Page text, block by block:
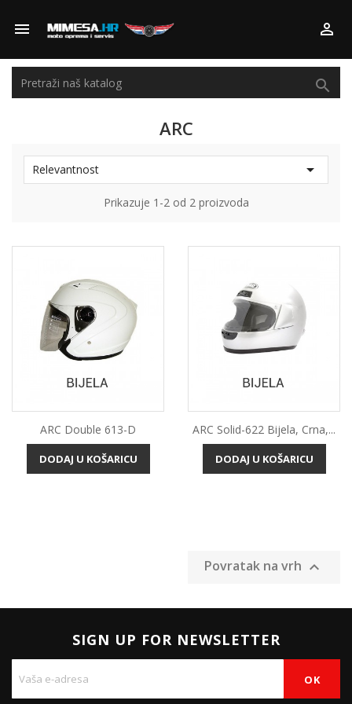
 

ARC
Relevantnost 
Prikazuje 1-2 od 2 proizvoda
ARC Double 613-D
DODAJ U KOŠARICU
ARC Solid-622 Bijela, Crna,...
DODAJ U KOŠARICU
Povratak na vrh 
SIGN UP FOR NEWSLETTER